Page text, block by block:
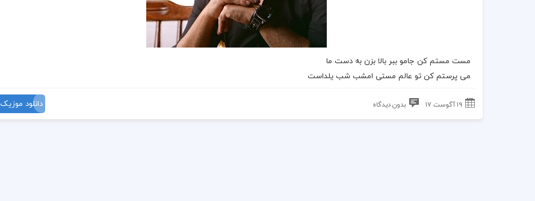
مست مستم کن جامو ببر بالا بزن به دست ما
می پرستم کن تو عالم مستی امشب شب یلداست
19 آگوست 17 بدون دیدگاه دانلود موزیک